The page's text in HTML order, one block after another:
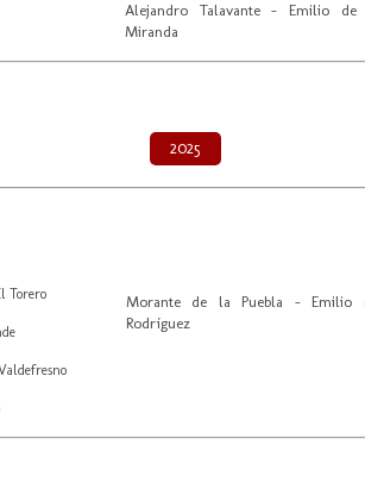
Alejandro Talavante - Emilio
Miranda
2025
Torero
Morante de la Puebla - Emilio
Rodríguez